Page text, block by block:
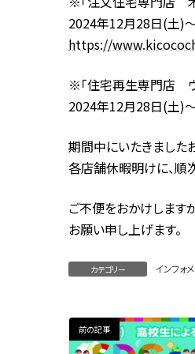
2024年12月28日(土)
https://
※「住宅再生専門店 ヴ
2024年12月28日(土)
期間中にいたきました
各店舗休暇明けに、順
ご不便をおかけします
お願い申し上げます。
カテゴリー インフォ
前の記事